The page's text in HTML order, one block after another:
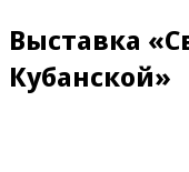
Выставка
Кубанской»